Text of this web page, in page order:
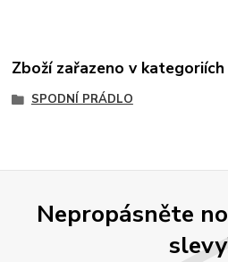
Zboží zařazeno v kategoriích
SPODNÍ PRÁDLO
Nepropásněte